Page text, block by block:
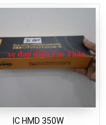
IC HMD 350W